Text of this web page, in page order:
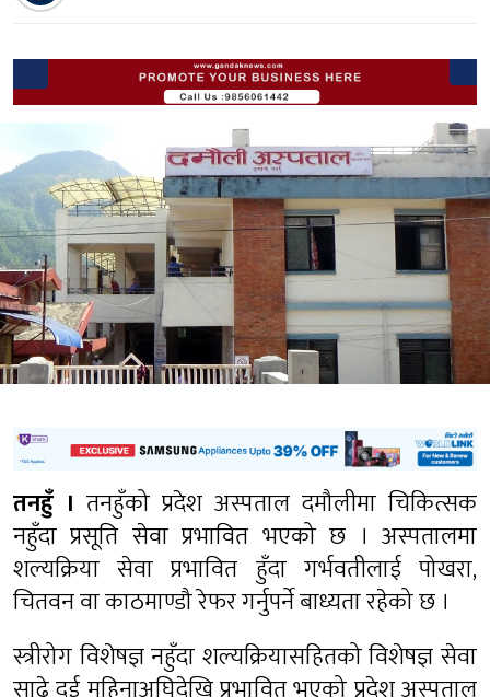
तनहुँ । तनहुँको प्रदेश अस्पताल दमौलीमा चिकित्सक
नहुँदा प्रसूति सेवा प्रभावित भएको छ । अस्पतालमा
शल्यक्रिया सेवा प्रभावित हुँदा गर्भवतीलाई पोखरा,
चितवन वा काठमाण्डौ रेफर गर्नुपर्ने बाध्यता रहेको छ ।
स्त्रीरोग विशेषज्ञ नहुँदा शल्यक्रियासहितको विशेषज्ञ सेवा